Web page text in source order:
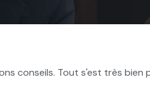
et nous a bien conseillé, nous
sans problème ses